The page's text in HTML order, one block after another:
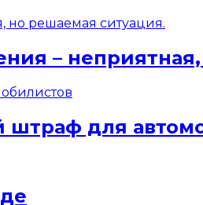
–
для